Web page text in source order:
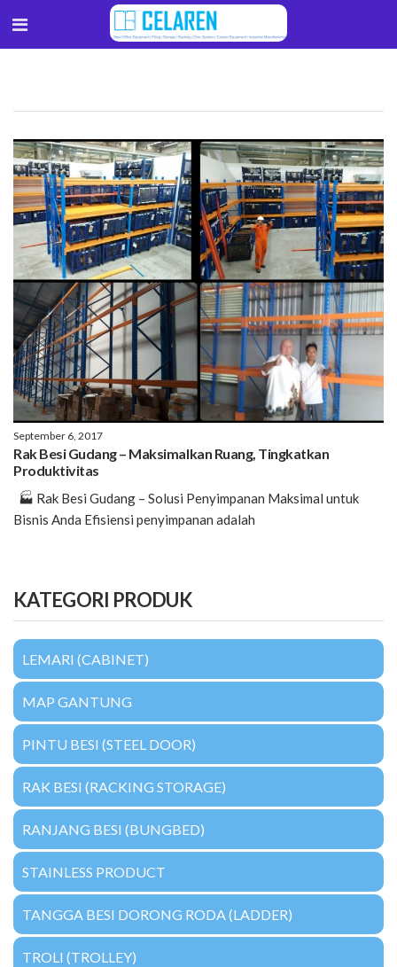
September 6, 2017
Rak Besi Gudang – Maksimalkan Ruang, Tingkatkan
Produktivitas
🏭 Rak Besi Gudang – Solusi Penyimpanan Maksimal untuk
Bisnis Anda Efisiensi penyimpanan adalah
KATEGORI PRODUK
LEMARI (CABINET)
MAP GANTUNG
PINTU BESI (STEEL DOOR)
RAK BESI (RACKING STORAGE)
RANJANG BESI (BUNGBED)
STAINLESS PRODUCT
TANGGA BESI DORONG RODA (LADDER)
TROLI (TROLLEY)